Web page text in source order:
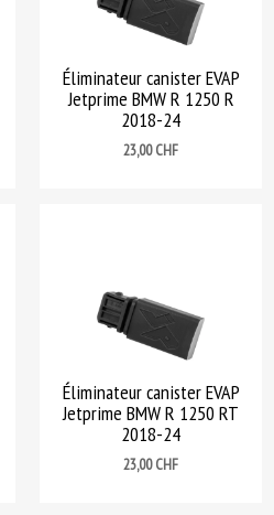
Éliminateur canister EVAP
Jetprime BMW R 1250 R
2018-24
Prix
23,00 CHF
Éliminateur canister EVAP
Jetprime BMW R 1250 RT
2018-24
Prix
23,00 CHF